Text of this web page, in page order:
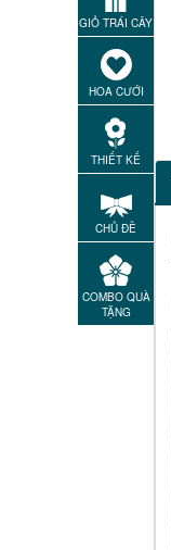
GIỎ TRÁI CÂY
HOA CƯỚI
THIẾT KẾ
CHỦ ĐỀ
COMBO QUÀ
TẶNG